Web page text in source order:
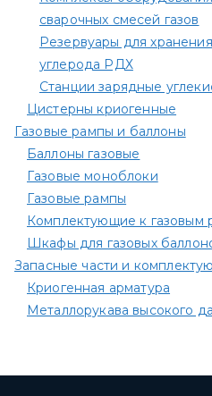
сварочных смесей газов
Резервуары для
углерода РДХ
Станции зарядные
Цистерны криогенные
Газовые рампы и баллоны
Баллоны газовые
Газовые моноблоки
Газовые рампы
Комплектующие к газовым
Шкафы для газовых
Запасные части и
Криогенная арматура
Металлорукава высокого